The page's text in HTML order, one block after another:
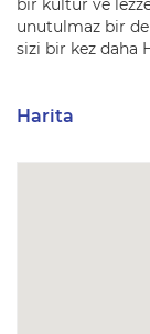
bir kültür ve
unutulmaz bir
sizi bir kez daha
Harita